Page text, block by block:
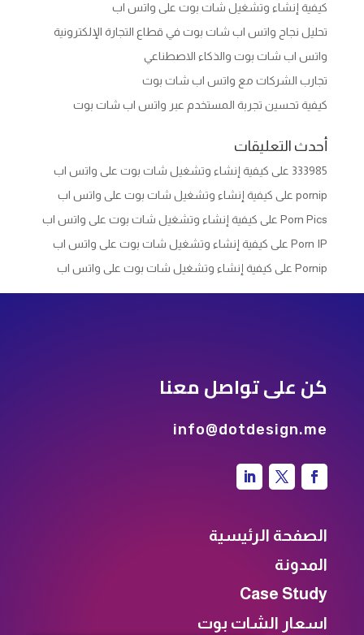
كيفية إنشاء وتشغيل شات بوت على واتس اب
تحليل نجاح واتس اب شات بوت في قطاع التجارة الإلكترونية
واتس اب شات بوت والذكاء الاصطناعي
تجارب الشركات مع واتس اب شات بوت
كيفية تحسين تجربة المستخدم عبر واتس اب شات بوت
أحدث التعليقات
333985 على كيفية إنشاء وتشغيل شات بوت على واتس اب
pornipعلى كيفية إنشاء وتشغيل شات بوت على واتس اب
Porn Picsعلى كيفية إنشاء وتشغيل شات بوت على واتس اب
Porn IPعلى كيفية إنشاء وتشغيل شات بوت على واتس اب
Pornipعلى كيفية إنشاء وتشغيل شات بوت على واتس اب
كن على تواصل معنا
info@dotdesign.me
الصفحة الرئيسية
المدونة
Case Study
اسعار الشات بوت